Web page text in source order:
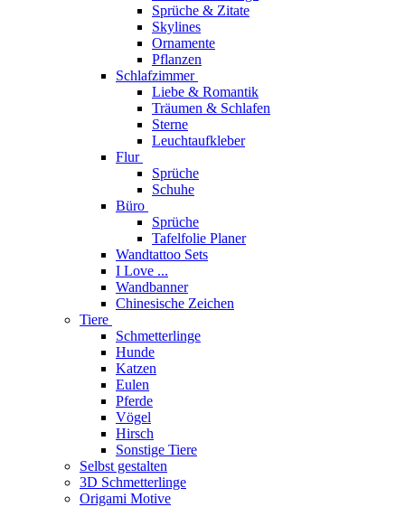
Sprüche & Zitate
Skylines
Ornamente
Pflanzen
Schlafzimmer
Liebe & Romantik
Träumen & Schlafen
Sterne
Leuchtaufkleber
Flur
Sprüche
Schuhe
Büro
Sprüche
Tafelfolie Planer
Wandtattoo Sets
I Love ...
Wandbanner
Chinesische Zeichen
Tiere
Schmetterlinge
Hunde
Katzen
Eulen
Pferde
Vögel
Hirsch
Sonstige Tiere
Selbst gestalten
3D Schmetterlinge
Origami Motive